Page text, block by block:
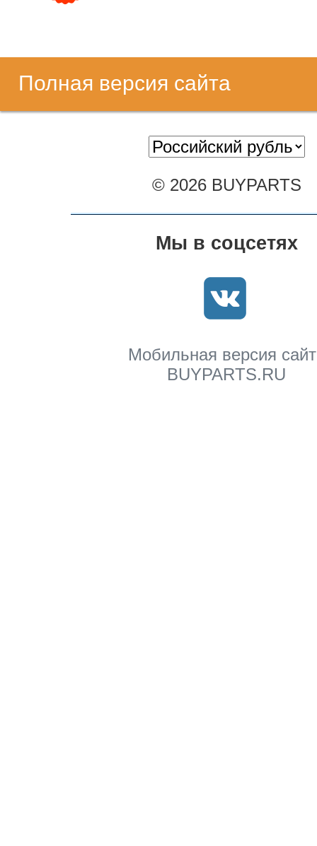
Полная версия сайта
© 2026 BUYPARTS
Мы в соцсетях
Мобильная версия
BUYPARTS.RU